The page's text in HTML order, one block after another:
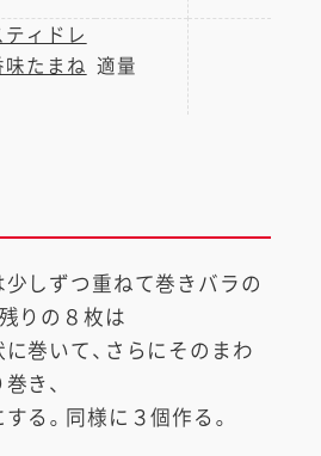
ィドレ
たまね 適量
しずつ重ねて巻きバラの
りの８枚は
巻いて、さらにそのまわ
き、
る。同様に３個作る。